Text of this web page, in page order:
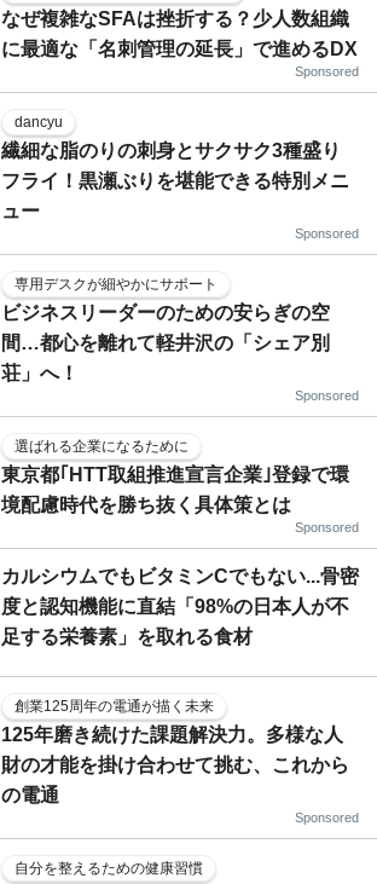
なぜ複雑なSFAは挫折する？少人数組織
に最適な「名刺管理の延長」で進めるDX
Sponsored
dancyu
繊細な脂のりの刺身とサクサク3種盛り
フライ！黒瀬ぶりを堪能できる特別メニ
ュー
Sponsored
専用デスクが細やかにサポート
ビジネスリーダーのための安らぎの空
間…都心を離れて軽井沢の「シェア別
荘」へ！
Sponsored
選ばれる企業になるために
東京都｢HTT取組推進宣言企業｣登録で環
境配慮時代を勝ち抜く具体策とは
Sponsored
カルシウムでもビタミンCでもない...骨密
度と認知機能に直結「98%の日本人が不
足する栄養素」を取れる食材
創業125周年の電通が描く未来
125年磨き続けた課題解決力。多様な人
財の才能を掛け合わせて挑む、これから
の電通
Sponsored
自分を整えるための健康習慣